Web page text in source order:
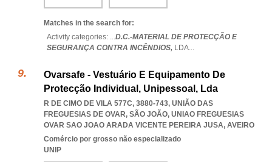
Matches in the search for:
Activity categories: ...D.C.-MATERIAL DE PROTECÇÃO E
SEGURANÇA CONTRA INCÊNDIOS, LDA...
Ovarsafe - Vestuário E Equipamento De
Protecção Individual, Unipessoal, Lda
R DE CIMO DE VILA 577C, 3880-743, UNIÃO DAS
FREGUESIAS DE OVAR, SÃO JOÃO, UNIAO FREGUESIAS
OVAR SAO JOAO ARADA VICENTE PEREIRA JUSA, AVEIRO
Comércio por grosso não especializado
UNIP